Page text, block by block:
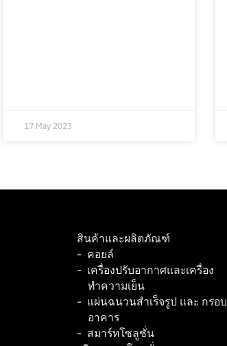
17 May 2023
สินค้าและผลิตภัณฑ์
คอยล์
เครื่องปรับอากาศและเครื่อง
ทำความเย็น
แผ่นฉนวนสำเร็จรูป และ กรอบ
อาคาร
สมาร์ทโซลูชั่น